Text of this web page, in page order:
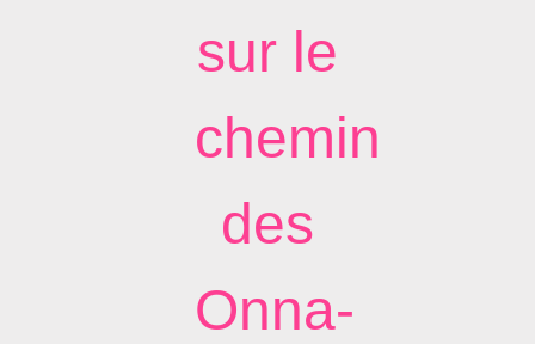
sur le
chemin
des
Onna-